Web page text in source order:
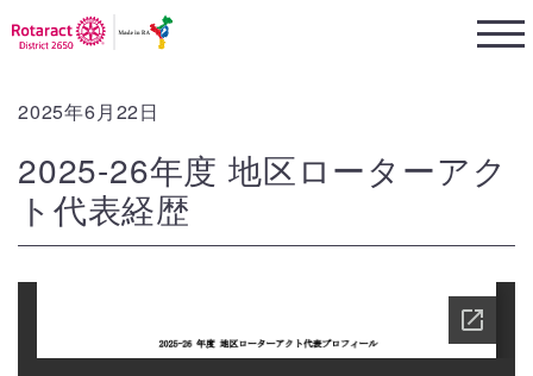
2025年6月22日
2025-26年度 地区ローターアク
ト代表経歴